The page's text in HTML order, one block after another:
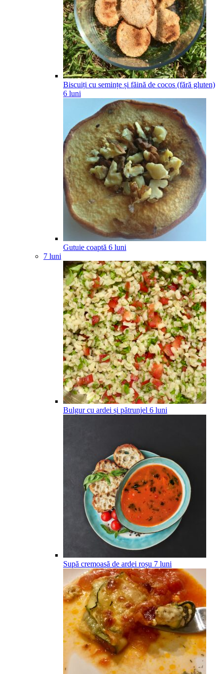
Biscuiți cu semințe și făină de cocos (fără gluten)
6 luni
Gutuie coaptă 6 luni
7 luni
Bulgur cu ardei și pătrunjel 6 luni
Supă cremoasă de ardei roșu 7 luni